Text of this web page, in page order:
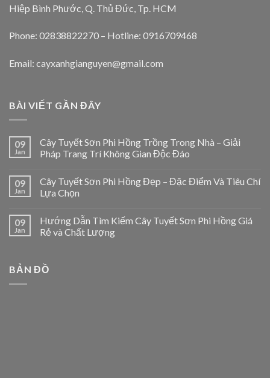
Hiệp Bình Phước, Q. Thủ Đức, Tp. HCM
Phone: 02838822270 – Hotline: 0916709468
Email: cayxanhgianguyen@gmail.com
BÀI VIẾT GẦN ĐÂY
09
Jan
Cây Tuyết Sơn Phi Hồng Trồng Trong Nhà – Giải
Pháp Trang Trí Không Gian Độc Đáo
09
Jan
Cây Tuyết Sơn Phi Hồng Đẹp – Đặc Điểm Và Tiêu Chí
Lựa Chọn
09
Jan
Hướng Dẫn Tìm Kiếm Cây Tuyết Sơn Phi Hồng Giá
Rẻ và Chất Lượng
BẢN ĐỒ